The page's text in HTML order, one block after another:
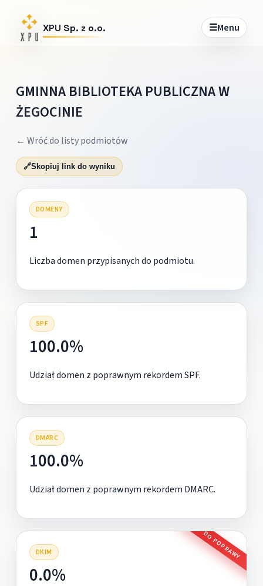
XPU Sp. z o.o. ☰Menu
GMINNA BIBLIOTEKA PUBLICZNA W
ŻEGOCINIE
← Wróć do listy podmiotów
🔗Skopiuj link do wyniku
DOMENY
1
Liczba domen przypisanych do podmiotu.
SPF
100.0%
Udział domen z poprawnym rekordem SPF.
DMARC
100.0%
Udział domen z poprawnym rekordem DMARC.
DKIM DO POPRAWY
0.0%